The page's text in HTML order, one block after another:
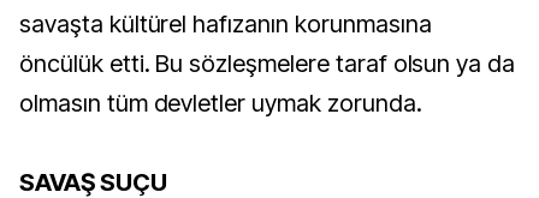
savaşta kültürel hafızanın korunmasına
öncülük etti. Bu sözleşmelere taraf olsun ya da
olmasın tüm devletler uymak zorunda.
SAVAŞ SUÇU